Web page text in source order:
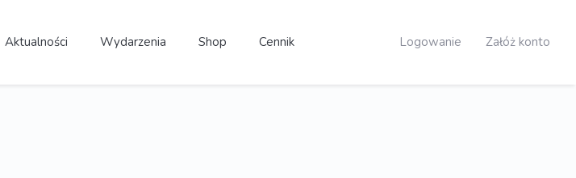
Aktualności Wydarzenia Shop Cennik Logowanie Załóż konto